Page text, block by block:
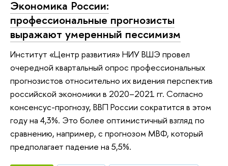
Экономика России:
профессиональные прогнозисты
выражают умеренный пессимизм
Институт «Центр развития» НИУ ВШЭ провел
очередной квартальный опрос профессиональных
прогнозистов относительно их видения перспектив
российской экономики в 2020–2021 гг. Согласно
консенсус-прогнозу, ВВП России сократится в этом
году на 4,3%. Это более оптимистичный взгляд по
сравнению, например, с прогнозом МВФ, который
предполагает падение на 5,5%.